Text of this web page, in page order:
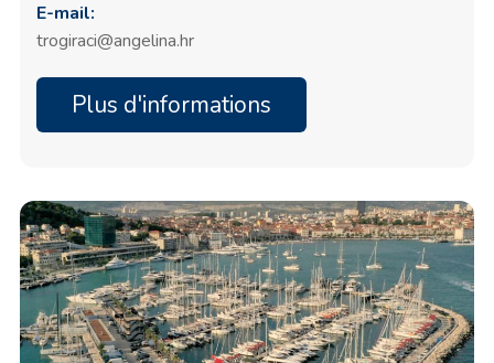
E-mail:
trogiraci@angelina.hr
Plus d'informations